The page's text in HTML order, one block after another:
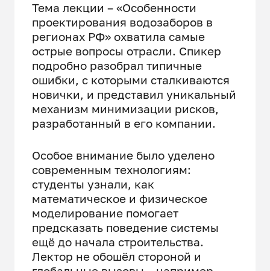
Тема лекции – «Особенности
проектирования водозаборов в
регионах РФ» охватила самые
острые вопросы отрасли. Спикер
подробно разобрал типичные
ошибки, с которыми сталкиваются
новички, и представил уникальный
механизм минимизации рисков,
разработанный в его компании.
Особое внимание было уделено
современным технологиям:
студенты узнали, как
математическое и физическое
моделирование помогает
предсказать поведение системы
ещё до начала строительства.
Лектор не обошёл стороной и